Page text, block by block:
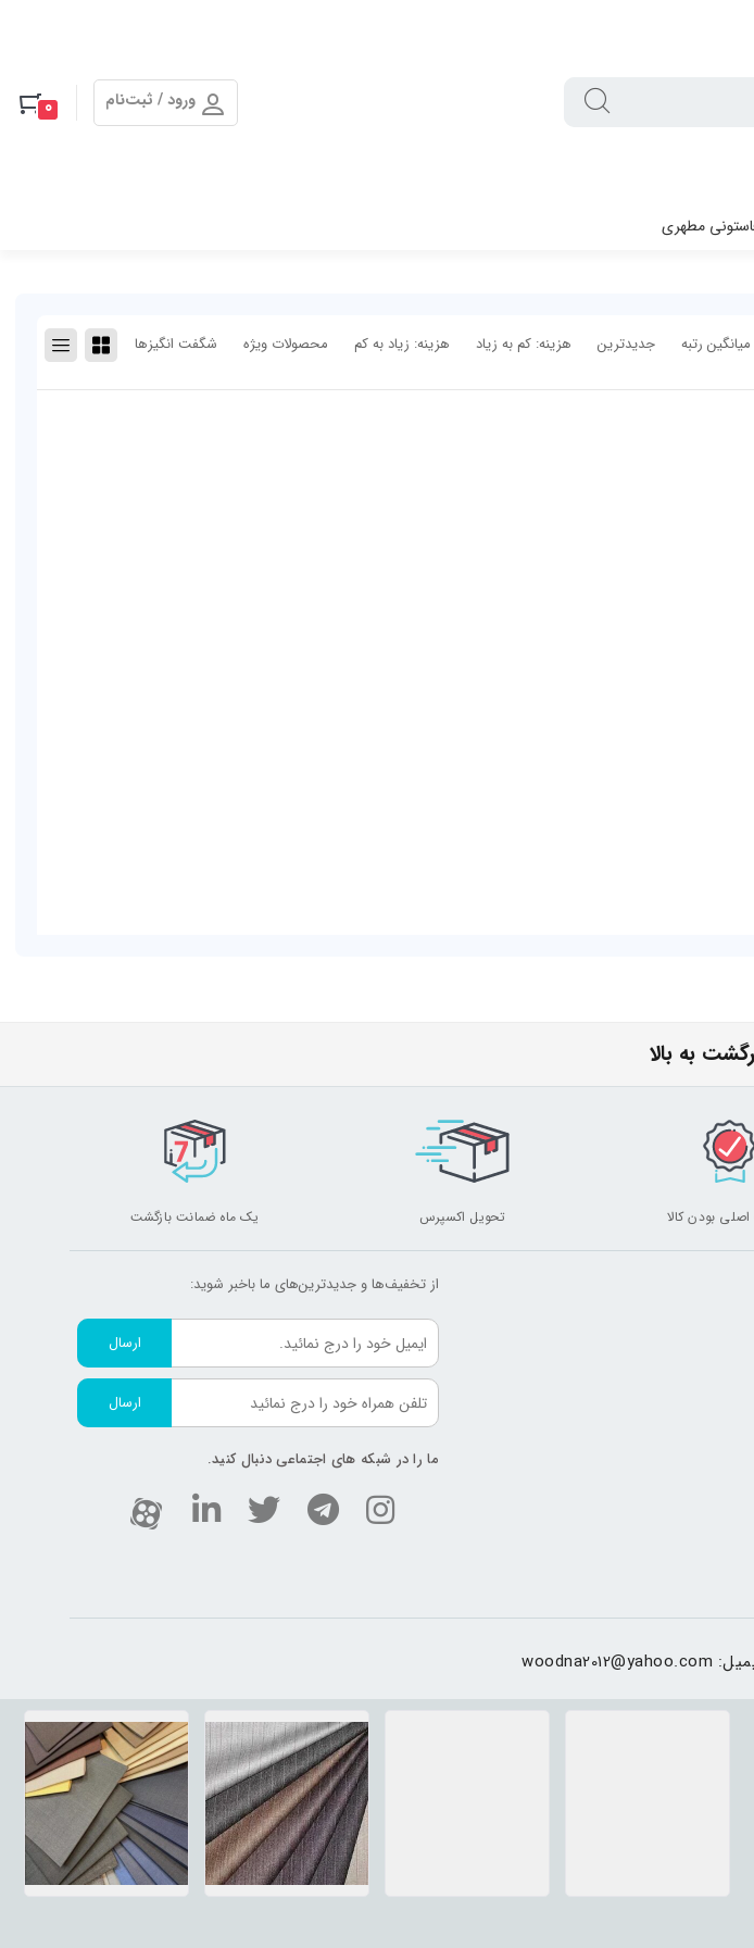
ورود / ثبت‌نام 0
مطهری
میانگین رتبه جدیدترین هزینه: کم به زیاد هزینه: زیاد به کم محصولات ویژه شگفت انگیزها
به بالا
بودن کالا تحویل اکسپرس یک ماه ضمانت بازگشت
از تخفیف‌ها و جدیدترین‌های ما‌ باخبر شوید:
ارسال
ارسال
ما را در شبکه های اجتماعی دنبال کنید.
woodna2012@yahoo.com